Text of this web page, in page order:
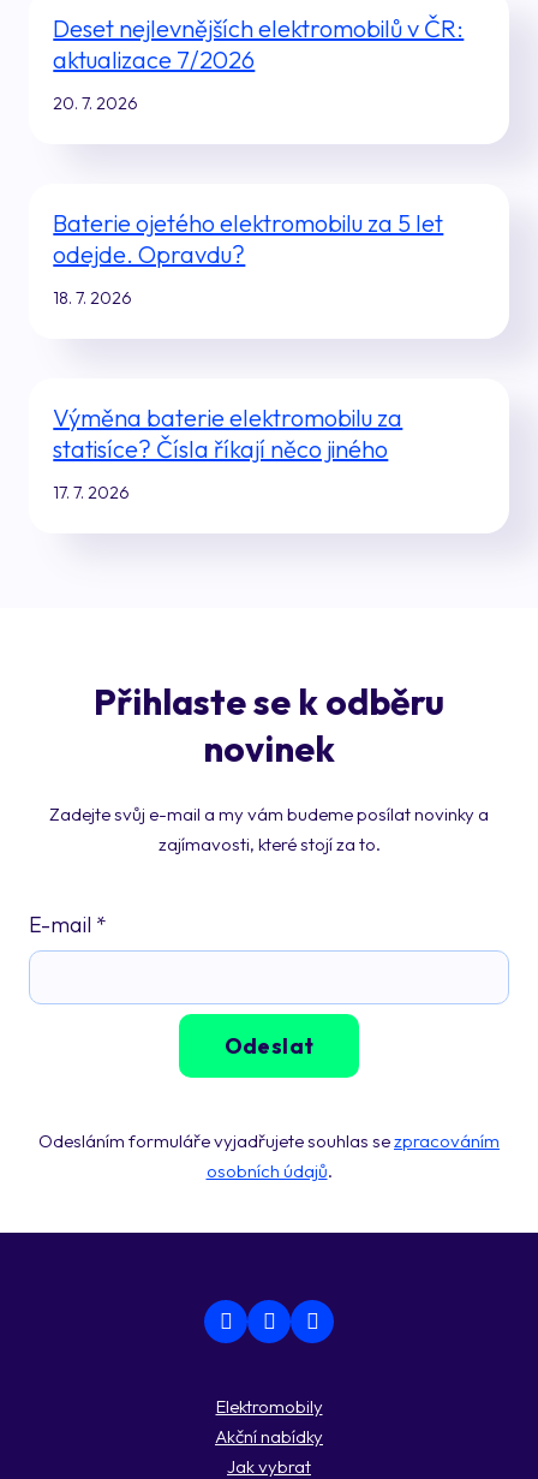
Deset nejlevnějších elektromobilů v ČR:
aktualizace 7/2026
20. 7. 2026
Baterie ojetého elektromobilu za 5 let
odejde. Opravdu?
18. 7. 2026
Výměna baterie elektromobilu za
statisíce? Čísla říkají něco jiného
17. 7. 2026
Přihlaste se k odběru
novinek
Zadejte svůj e-mail a my vám budeme posílat novinky a
zajímavosti, které stojí za to.
E-mail *
Odeslat
Odesláním formuláře vyjadřujete souhlas sezpracováním
osobních údajů.
Elektromobily
Akční nabídky
Jak vybrat